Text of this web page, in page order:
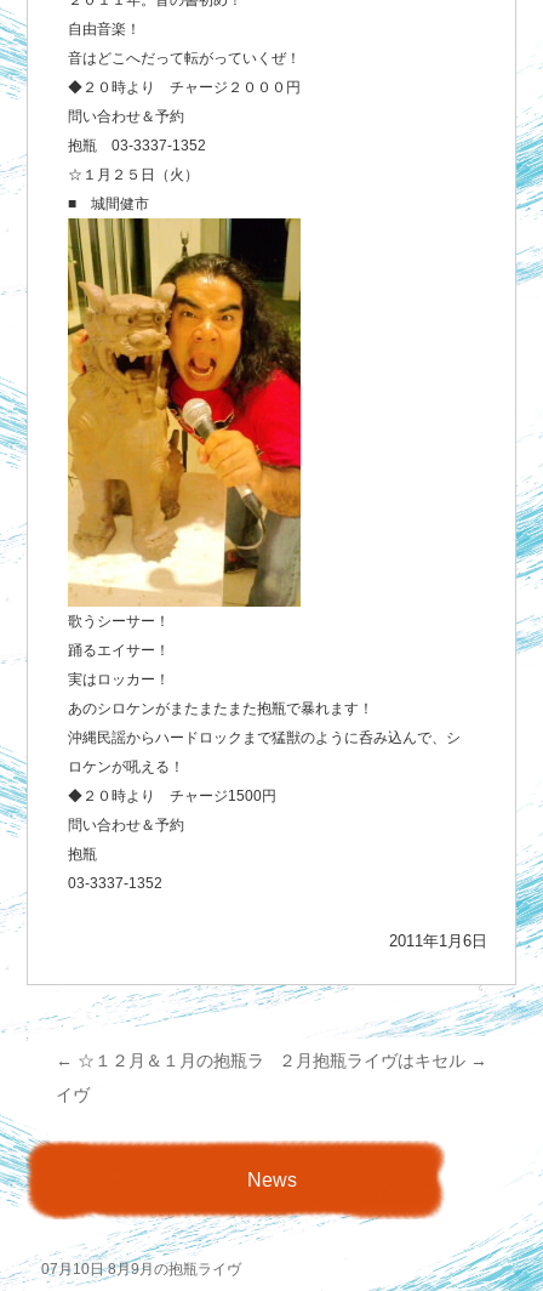
自由音楽！
音はどこへだって転がっていくぜ！
◆２０時より チャージ２０００円
問い合わせ＆予約
抱瓶 03-3337-1352
☆１月２５日（火）
■ 城間健市
歌うシーサー！
踊るエイサー！
実はロッカー！
あのシロケンがまたまたまた抱瓶で暴れます！
沖縄民謡からハードロックまで猛獣のように呑み込んで、シ
ロケンが吼える！
◆２０時より チャージ1500円
問い合わせ＆予約
抱瓶
03-3337-1352
2011年1月6日
投
ビ
← ☆１２月＆１月の抱瓶ラ
イヴ
２月抱瓶ライヴはキセル →
News
07月10日8月9月の抱瓶ライヴ